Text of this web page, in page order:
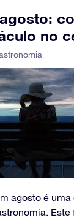
no
agosto é